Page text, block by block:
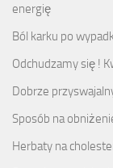
energię
Ból karku po
Odchudzamy się !
Dobrze
Sposób na
Herbaty na